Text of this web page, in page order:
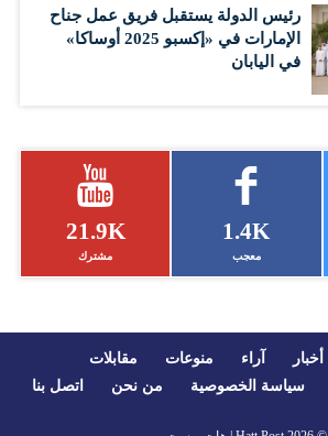
رئيس الدولة يستقبل فريق عمل جناح
الإمارات في «إكسبو 2025 أوساكا»
في اليابان
21.9K
مشترك
1.4K
معجب
أخبار آراء منوعات
مقابلات
سياسة الخصوصية من نحن اتصل بنا